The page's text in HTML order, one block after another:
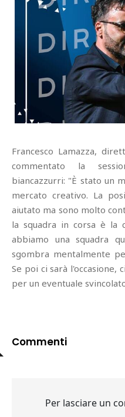
Francesco Lamazza,
commentato la
biancazzurri: "È stato un
mercato creativo. La
aiutato ma sono molto
la squadra in corsa è la
abbiamo una squadra
sgombra mentalmente
Se poi ci sarà
per un eventuale
Commenti